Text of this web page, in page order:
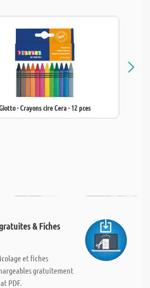
- Crayons cire Cera - 12 pces
& Fiches
et fiches
gratuitement
PDF.